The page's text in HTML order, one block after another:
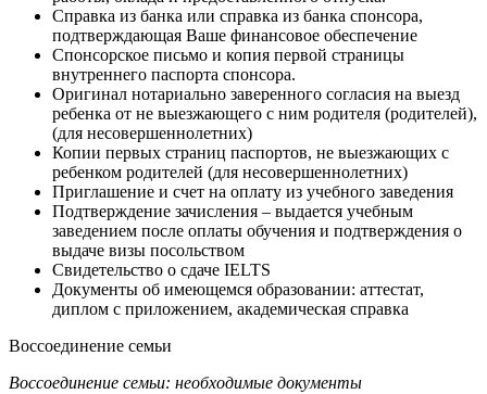
Справка из банка или справка из банка спонсора,
подтверждающая Ваше финансовое обеспечение
Спонсорское письмо и копия первой страницы
внутреннего паспорта спонсора.
Оригинал нотариально заверенного согласия на выезд
ребенка от не выезжающего с ним родителя (родителей),
(для несовершеннолетних)
Копии первых страниц паспортов, не выезжающих с
ребенком родителей (для несовершеннолетних)
Приглашение и счет на оплату из учебного заведения
Подтверждение зачисления – выдается учебным
заведением после оплаты обучения и подтверждения о
выдаче визы посольством
Свидетельство о сдаче IELTS
Документы об имеющемся образовании: аттестат,
диплом с приложением, академическая справка
Воссоединение семьи
Воссоединение семьи: необходимые документы